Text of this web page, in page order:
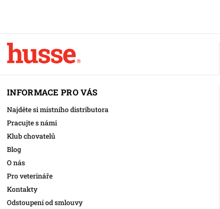
INFORMACE PRO VÁS
Najděte si místního distributora
Pracujte s námi
Klub chovatelů
Blog
O nás
Pro veterináře
Kontakty
Odstoupení od smlouvy